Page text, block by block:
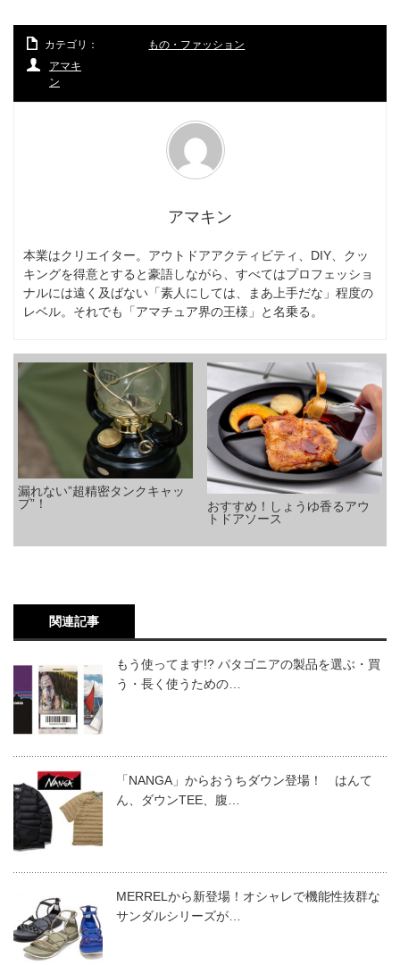
カテゴリ：
もの・ファッション
アマキ
ン
アマキン
本業はクリエイター。アウトドアアクティビティ、DIY、クッ
キングを得意とすると豪語しながら、すべてはプロフェッショ
ナルには遠く及ばない「素人にしては、まあ上手だな」程度の
レベル。それでも「アマチュア界の王様」と名乗る。
漏れない”超精密タンクキャッ
プ”！
おすすめ！しょうゆ香るアウ
トドアソース
関連記事
もう使ってます!? パタゴニアの製品を選ぶ・買
う・長く使うための…
「NANGA」からおうちダウン登場！ はんて
ん、ダウンTEE、腹…
MERRELから新登場！オシャレで機能性抜群な
サンダルシリーズが…